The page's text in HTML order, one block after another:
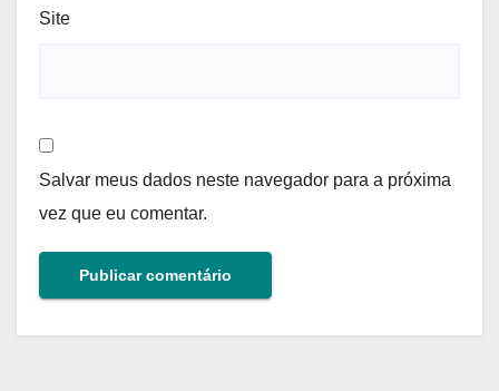
Site
Salvar meus dados neste navegador para a próxima
vez que eu comentar.